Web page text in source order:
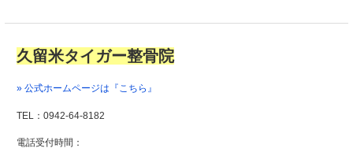
久留米タイガー整骨院
» 公式ホームページは『こちら』
TEL：0942-64-8182
電話受付時間：